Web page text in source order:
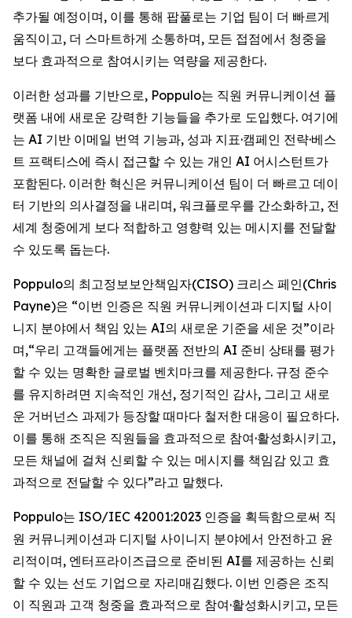
추가될 예정이며, 이를 통해 팝풀로는 기업 팀이 더 빠르게
움직이고, 더 스마트하게 소통하며, 모든 접점에서 청중을
보다 효과적으로 참여시키는 역량을 제공한다.
이러한 성과를 기반으로, Poppulo는 직원 커뮤니케이션 플
랫폼 내에 새로운 강력한 기능들을 추가로 도입했다. 여기에
는 AI 기반 이메일 번역 기능과, 성과 지표·캠페인 전략·베스
트 프랙티스에 즉시 접근할 수 있는 개인 AI 어시스턴트가
포함된다. 이러한 혁신은 커뮤니케이션 팀이 더 빠르고 데이
터 기반의 의사결정을 내리며, 워크플로우를 간소화하고, 전
세계 청중에게 보다 적합하고 영향력 있는 메시지를 전달할
수 있도록 돕는다.
Poppulo의 최고정보보안책임자(CISO) 크리스 페인(Chris
Payne)은 “이번 인증은 직원 커뮤니케이션과 디지털 사이
니지 분야에서 책임 있는 AI의 새로운 기준을 세운 것”이라
며,“우리 고객들에게는 플랫폼 전반의 AI 준비 상태를 평가
할 수 있는 명확한 글로벌 벤치마크를 제공한다. 규정 준수
를 유지하려면 지속적인 개선, 정기적인 감사, 그리고 새로
운 거버넌스 과제가 등장할 때마다 철저한 대응이 필요하다.
이를 통해 조직은 직원들을 효과적으로 참여·활성화시키고,
모든 채널에 걸쳐 신뢰할 수 있는 메시지를 책임감 있고 효
과적으로 전달할 수 있다”라고 말했다.
Poppulo는 ISO/IEC 42001:2023 인증을 획득함으로써 직
원 커뮤니케이션과 디지털 사이니지 분야에서 안전하고 윤
리적이며, 엔터프라이즈급으로 준비된 AI를 제공하는 신뢰
할 수 있는 선도 기업으로 자리매김했다. 이번 인증은 조직
이 직원과 고객 청중을 효과적으로 참여·활성화시키고, 모든